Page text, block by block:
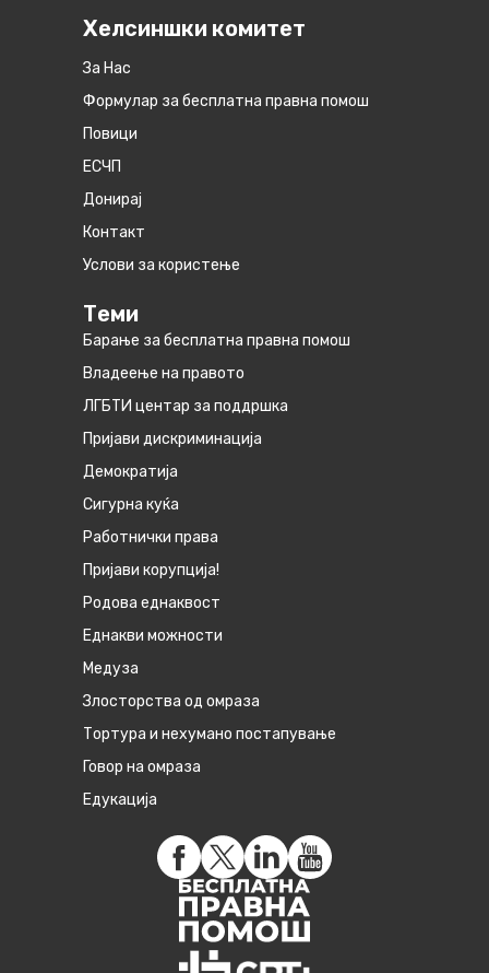
Хелсиншки комитет
За Нас
Формулар за бесплатна правна помош
Повици
ЕСЧП
Донирај
Контакт
Услови за користење
Теми
Барање за бесплатна правна помош
Владеење на правото
ЛГБТИ центар за поддршка
Пријави дискриминација
Демократија
Сигурна куќа
Работнички права
Пријави корупција!
Родова еднаквост
Eднакви можности
Медуза
Злосторства од омраза
Тортура и нехумано постапување
Говор на омраза
Едукација